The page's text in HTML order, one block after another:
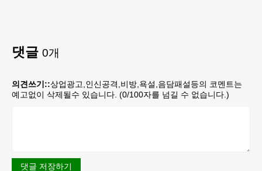
댓글 0개
의견쓰기::상업광고,인신공격,비방,욕설,음담패설등의 코멘트는
예고없이 삭제될수 있습니다. (0/100자를 넘길 수 없습니다.)
댓글 저장하기